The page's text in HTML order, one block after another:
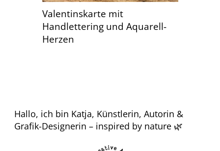
Valentinskarte mit
Handlettering und Aquarell-
Herzen
Hallo, ich bin Katja, Künstlerin, Autorin &
Grafik-Designerin – inspired by nature 🌿